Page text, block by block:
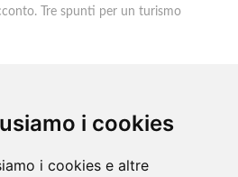
i cookies
i cookies e altre
Tre spunti per un turismo
di eventi tra rosé e Lago di Garda
sul territorio e racconto del rosé
presenta il calendario della
bresciana del Lago di Garda. Il 23
per stampa e operatori.